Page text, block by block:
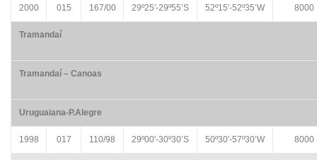
2000 015 167/00 29º25′-29º55’S 52º15′-52º35’W 8000
Tramandaí
Tramandaí – Canoas
Uruguaiana-P.Alegre
1998 017 110/98 29º00′-30º30’S 50º30′-57º30’W 8000